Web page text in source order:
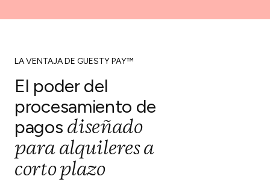
LA VENTAJA DE GUESTY PAY™
El poder del
procesamiento de
pagos diseñado
para alquileres a
corto plazo